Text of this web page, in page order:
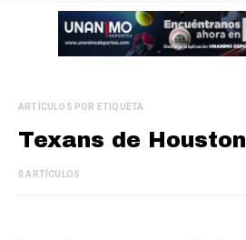
ARTÍCULOS POR ETIQUETA
Texans de Houston
0 ARTÍCULOS